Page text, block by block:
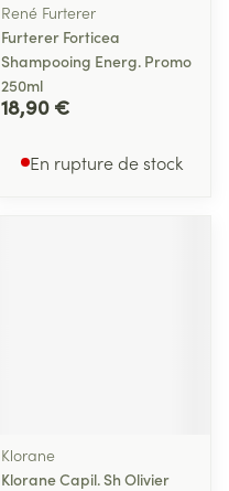
René Furterer
Furterer Forticea
Shampooing Energ. Promo
250ml
18,90 €
En rupture de stock
Klorane
Klorane Capil. Sh Olivier